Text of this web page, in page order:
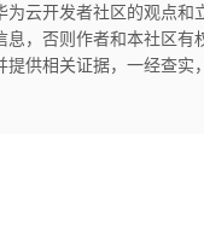
为云开发者社区的观点和
，否则作者和本社区有
供相关证据，一经查实